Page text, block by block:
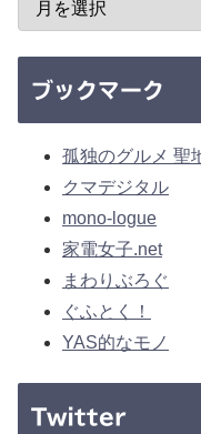
ブックマーク
孤独のグルメ 聖
クマデジタル
mono-logue
家電女子.net
まわりぶろぐ
ぐふとく！
YAS的なモノ
Twitter